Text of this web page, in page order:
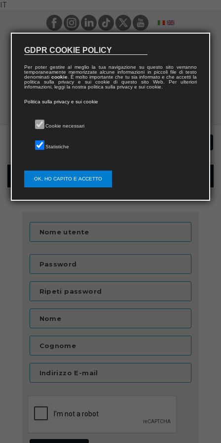
IT
Registrazione nuovo utente per acquisti sul sito
Nome utente
Password
Ripeti password
Nome
Cognome
Indirizzo E-mail
GDPR COOKIE POLICY
Per poter gestire al meglio la tua navigazione su questo sito verranno
temporaneamente memorizzate alcune informazioni in piccoli file di testo
denominati cookie. È molto importante che tu sia informato e che accetti la
politica sulla privacy e sui cookie di questo sito Web. Per ulteriori
informazioni, leggi la nostra politica sulla privacy e sui cookie.
Politica sulla privacy e sui cookie
Cookie necessari
Statistiche
OK, HO CAPITO E ACCETTO